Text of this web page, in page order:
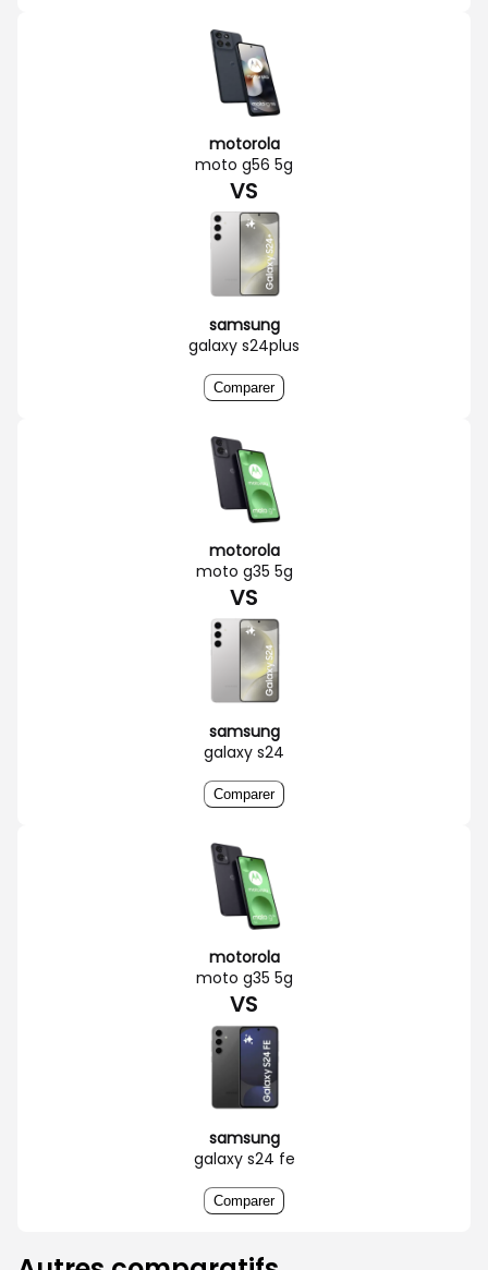
motorola
moto g56 5g
VS
samsung
galaxy s24plus
Comparer
motorola
moto g35 5g
VS
samsung
galaxy s24
Comparer
motorola
moto g35 5g
VS
samsung
galaxy s24 fe
Comparer